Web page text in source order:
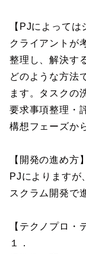
【PJによっては
クライアントが
整理し、解決す
どのような方法
ます。タスクの
要求事項整理・
構想フェーズか
【開発の進め方】
PJによりますが
スクラム開発で
【テクノプロ・
１．